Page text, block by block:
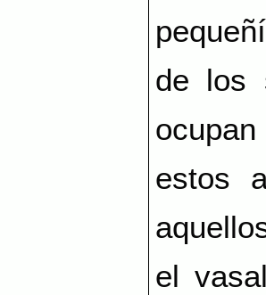
de los
estos
el